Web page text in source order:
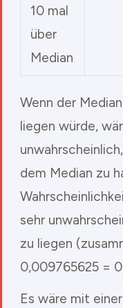
10 mal
über
Median
Wenn der
liegen würde,
dem Median zu
sehr
zu liegen
0,009765625 =
Es wäre mit